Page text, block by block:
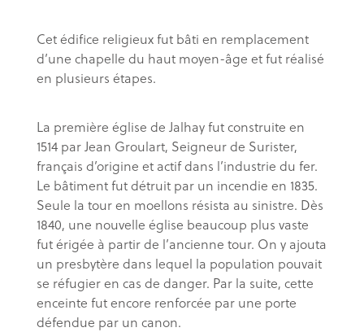
Cet édifice religieux fut bâti en remplacement
d’une chapelle du haut moyen-âge et fut réalisé
en plusieurs étapes.
La première église de Jalhay fut construite en
1514 par Jean Groulart, Seigneur de Surister,
français d’origine et actif dans l’industrie du fer.
Le bâtiment fut détruit par un incendie en 1835.
Seule la tour en moellons résista au sinistre. Dès
1840, une nouvelle église beaucoup plus vaste
fut érigée à partir de l’ancienne tour. On y ajouta
un presbytère dans lequel la population pouvait
se réfugier en cas de danger. Par la suite, cette
enceinte fut encore renforcée par une porte
défendue par un canon.